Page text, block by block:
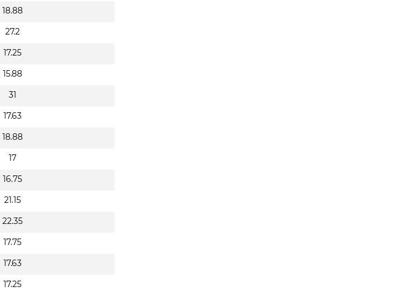
18.88
27.2
17.25
15.88
31
17.63
18.88
17
16.75
21.15
22.35
17.75
17.63
17.25